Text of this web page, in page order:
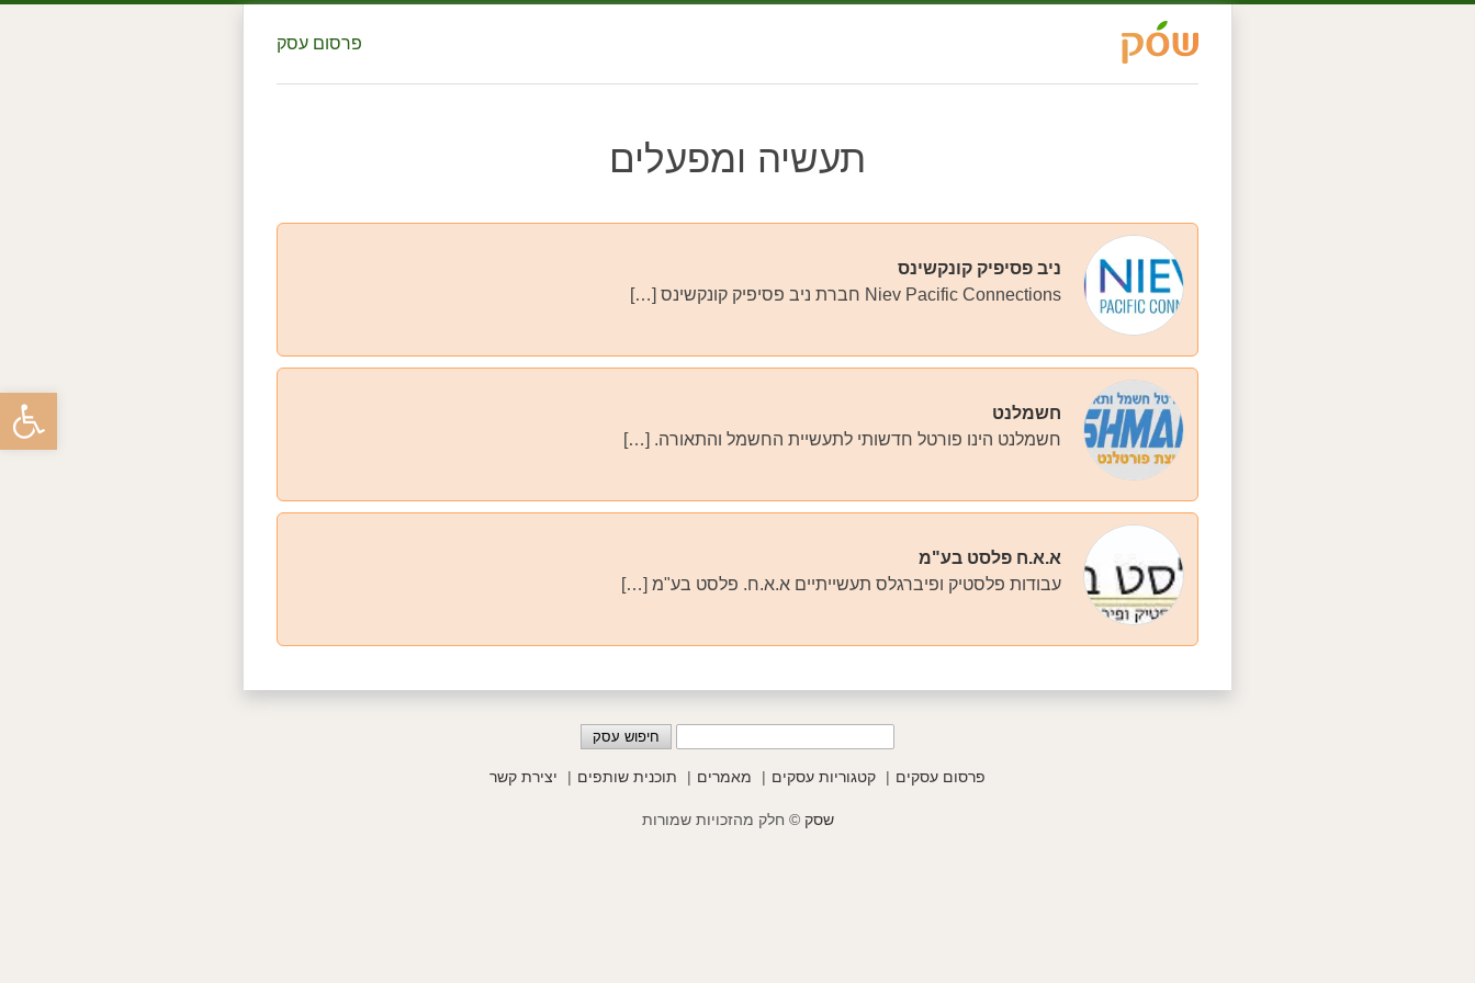
פתח
פרסום עסק
תעשיה ומפעלים
ניב פסיפיק קונקשינס
Niev Pacific Connections חברת ניב פסיפיק קונקשינס […]
חשמלנט
חשמלנט הינו פורטל חדשותי לתעשיית החשמל והתאורה. […]
א.א.ח פלסט בע"מ
עבודות פלסטיק ופיברגלס תעשייתיים א.א.ח. פלסט בע"מ […]
פרסום עסקים קטגוריות עסקים מאמרים תוכנית שותפים יצירת קשר
שסק © חלק מהזכויות שמורות